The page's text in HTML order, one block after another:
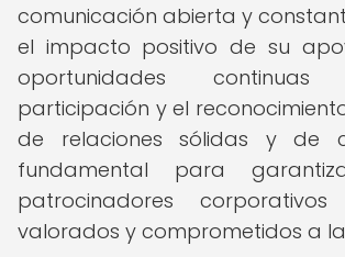
comunicación abierta y
el impacto positivo de su
oportunidades
participación y el
de relaciones sólidas y de
fundamental para
patrocinadores
valorados y comprometidos a